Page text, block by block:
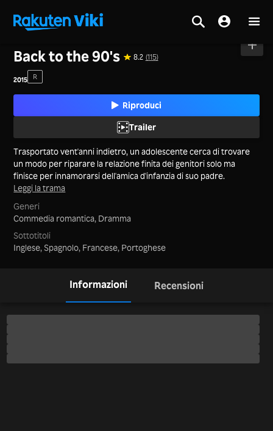
Back to the 90's 8.2 (115)
2015 R
Riproduci
Trailer
Trasportato vent'anni indietro, un adolescente cerca di trovare
un modo per riparare la relazione finita dei genitori solo ma
finisce per innamorarsi dell'amica d'infanzia di suo padre.
Leggi la trama
Generi
Commedia romantica, Dramma
Sottotitoli
Inglese, Spagnolo, Francese, Portoghese
Informazioni Recensioni